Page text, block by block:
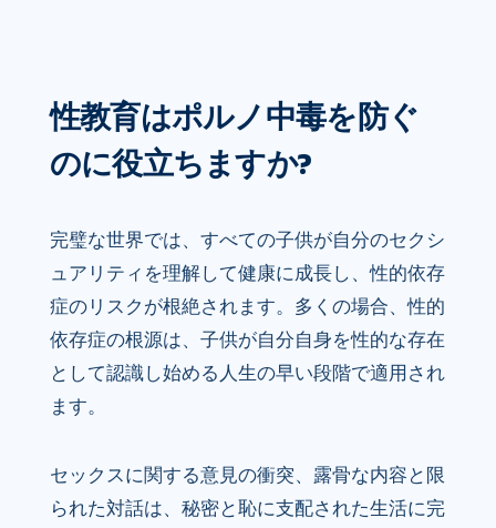
性教育はポルノ中毒を防ぐ
のに役立ちますか?
完璧な世界では、すべての子供が自分のセクシ
ュアリティを理解して健康に成長し、性的依存
症のリスクが根絶されます。多くの場合、性的
依存症の根源は、子供が自分自身を性的な存在
として認識し始める人生の早い段階で適用され
ます。
セックスに関する意見の衝突、露骨な内容と限
られた対話は、秘密と恥に支配された生活に完